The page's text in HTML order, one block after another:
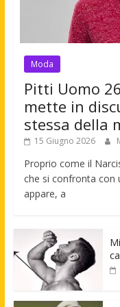
Moda
Pitti Uomo
mette in
stessa della
15 Giugno 2026
Proprio come il
che si confronta con
appare, a